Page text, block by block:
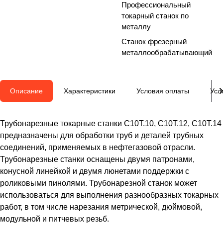
Профессиональный
токарный станок по
металлу
Станок фрезерный
металлообрабатывающий
Описание Характеристики Условия оплаты
Трубонарезные токарные станки C10T.10, C10T.12, C10T.14
предназначены для обработки труб и деталей трубных
соединений, применяемых в нефтегазовой отрасли.
Трубонарезные станки оснащены двумя патронами,
конусной линейкой и двумя люнетами поддержки с
роликовыми пинолями. Трубонарезной станок может
использоваться для выполнения разнообразных токарных
работ, в том числе нарезания метрической, дюймовой,
модульной и питчевых резьб.